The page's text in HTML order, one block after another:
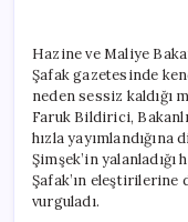
Hazine ve Maliye
Şafak gazetesinde
neden sessiz kaldığı
Faruk Bildirici,
hızla
Şimşek’in yalanladığı
Şafak’ın eleştirilerine
vurguladı.